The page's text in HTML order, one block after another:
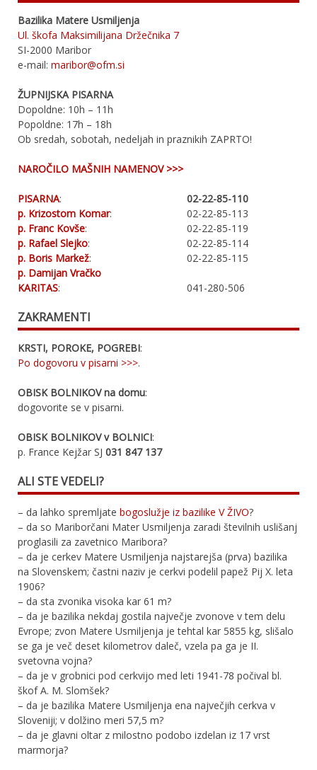
Bazilika Matere Usmiljenja
Ul. škofa Maksimilijana Držečnika 7
SI-2000 Maribor
e-mail: maribor@ofm.si
ŽUPNIJSKA PISARNA
Dopoldne: 10h – 11h
Popoldne: 17h – 18h
Ob sredah, sobotah, nedeljah in praznikih ZAPRTO!
NAROČILO MAŠNIH NAMENOV >>>
PISARNA:
02-22-85-110
p. Krizostom Komar:
02-22-85-113
p. Franc Kovše:
02-22-85-119
p. Rafael Slejko:
02-22-85-114
p. Boris Markež:
02-22-85-115
p. Damijan Vračko
KARITAS: 041-280-506
ZAKRAMENTI
KRSTI, POROKE, POGREBI:
Po dogovoru v pisarni >>>.
OBISK BOLNIKOV na domu:
dogovorite se v pisarni.
OBISK BOLNIKOV v BOLNICI:
p. France Kejžar SJ 031 847 137
ALI STE VEDELI?
– da lahko spremljate bogoslužje iz bazilike V ŽIVO?
– da so Mariborčani Mater Usmiljenja zaradi številnih uslišanj
proglasili za zavetnico Maribora?
– da je cerkev Matere Usmiljenja najstarejša (prva) bazilika
na Slovenskem; častni naziv je cerkvi podelil papež Pij X. leta
1906?
– da sta zvonika visoka kar 61 m?
– da je bazilika nekdaj gostila največje zvonove v tem delu
Evrope; zvon Matere Usmiljenja je tehtal kar 5855 kg, slišalo
se ga je več deset kilometrov daleč, vzela pa ga je II.
svetovna vojna?
– da je v grobnici pod cerkvijo med leti 1941-78 počival bl.
škof A. M. Slomšek?
– da je bazilika Matere Usmiljenja ena največjih cerkva v
Sloveniji; v dolžino meri 57,5 m?
– da je glavni oltar z milostno podobo izdelan iz 17 vrst
marmorja?